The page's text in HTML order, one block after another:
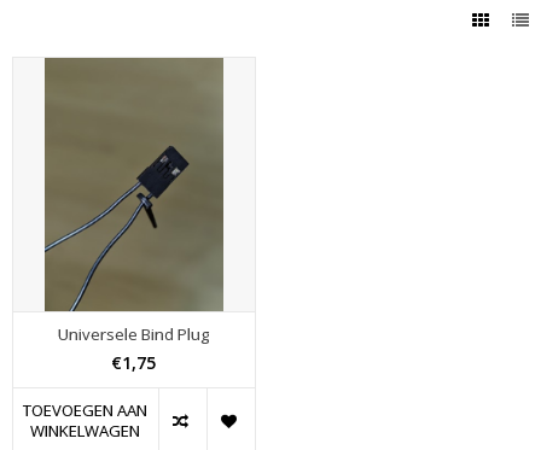
Universele Bind Plug
€1,75
TOEVOEGEN AAN
WINKELWAGEN